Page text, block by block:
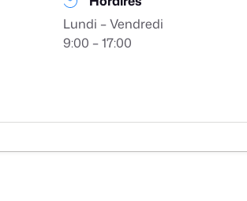
Lundi – Vendredi
9:00 – 17:00